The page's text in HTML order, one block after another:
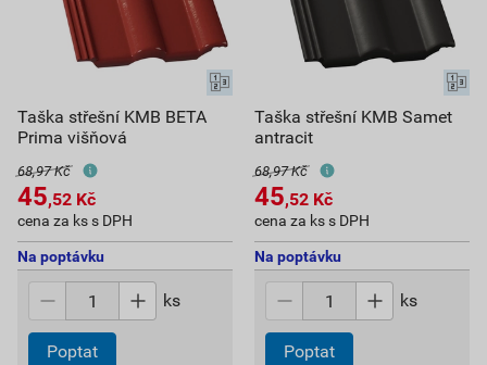
Taška střešní KMB BETA
Prima višňová
68,97 Kč
45,52 Kč
cena za ks s DPH
Na poptávku
ks
Poptat
Taška střešní KMB Samet
antracit
68,97 Kč
45,52 Kč
cena za ks s DPH
Na poptávku
ks
Poptat